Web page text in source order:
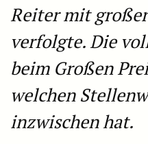
Reiter mit
verfolgte. Die
beim Großen
welchen
inzwischen hat.